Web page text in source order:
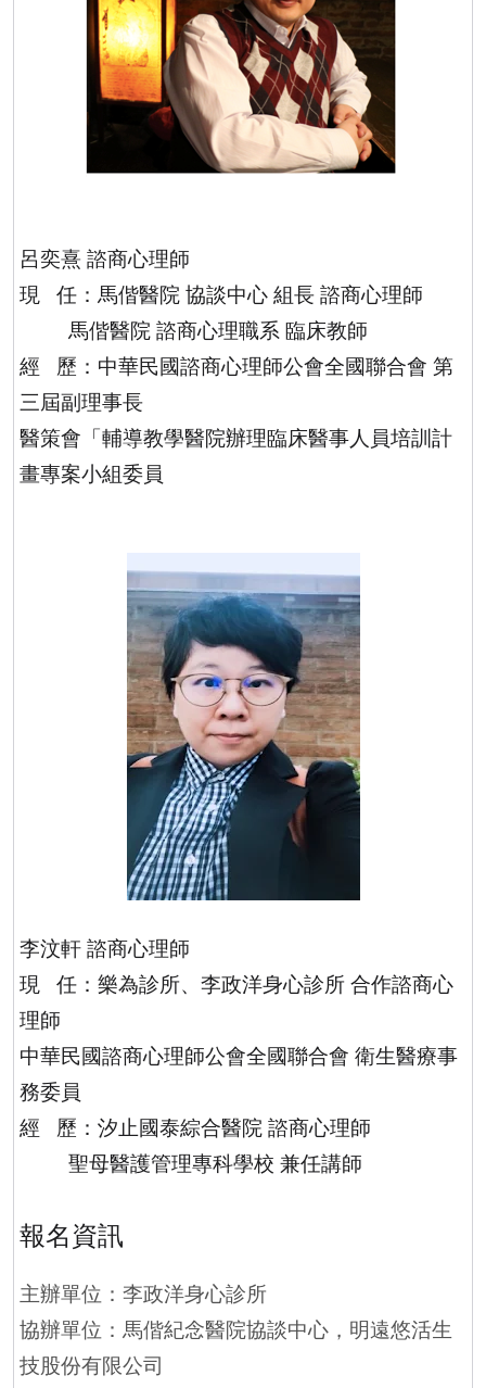
呂奕熹 諮商心理師
現
任：馬偕醫院 協談中心 組長 諮商心理師
馬偕醫院 諮商心理職系 臨床教師
經
歷：中華民國諮商心理師公會全國聯合會 第
三屆副理事長
醫策會「輔導教學醫院辦理臨床醫事人員培訓計
畫專案小組委員
李汶軒 諮商心理師
現
任：樂為診所、李政洋身心診所 合作諮商心
理師
中華民國諮商心理師公會全國聯合會 衛生醫療事
務委員
經
歷：汐止國泰綜合醫院 諮商心理師
聖母醫護管理專科學校 兼任講師
報名資訊
主辦單位：李政洋身心診所
協辦單位：馬偕紀念醫院協談中心，明遠悠活生
技股份有限公司